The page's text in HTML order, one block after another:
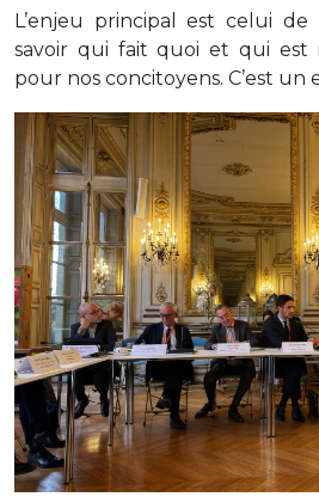
L’enjeu principal est celui
savoir qui fait quoi et qui est
pour nos concitoyens. C’est